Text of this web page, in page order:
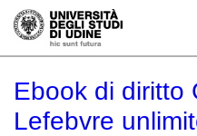
Ebook di diritto
Lefebvre